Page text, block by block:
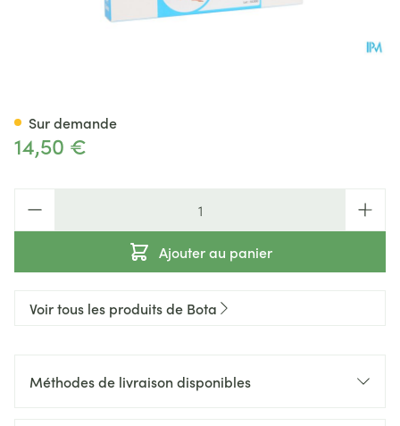
14,50 €
Ajouter au panier
Sur demande
Voir tous les produits de Bota
Méthodes de livraison disponibles